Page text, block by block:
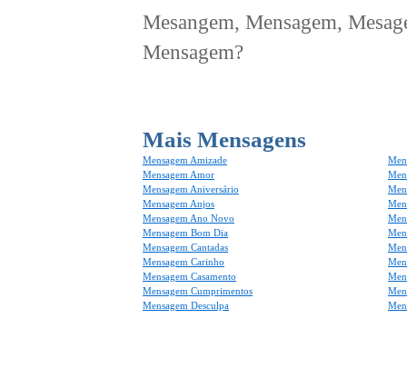
Mesangem, Mensagem,
Mensagem?
Mais Mensagens
Mensagem Amizade
Mensagem Amor
Mensagem Aniversário
Mensagem Anjos
Mensagem Ano Novo
Mensagem Bom Dia
Mensagem Cantadas
Mensagem Carinho
Mensagem Casamento
Mensagem Cumprimentos
Mensagem Desculpa